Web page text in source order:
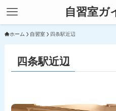
自習室ガ
ホーム 自習室 四条駅近辺
四条駅近辺